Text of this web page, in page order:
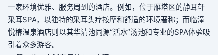
一家环境优雅、服务周到的酒店。例如，位于雁塔区的静耳轩
采耳SPA，以独特的采耳头疗按摩和舒适的环境著称；而临潼
悦椿温泉酒店则以其华清池同源“活水”汤池和专业的SPA体验吸
引着众多游客。